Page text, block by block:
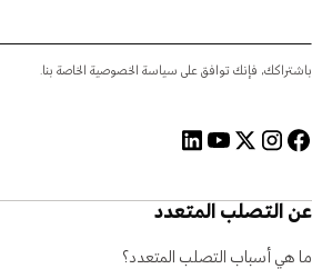
باشتراكك، فإنك توافق على سياسة الخصوصية الخاصة بنا.
عن التصلب المتعدد
ما هي أسباب التصلب المتعدد؟